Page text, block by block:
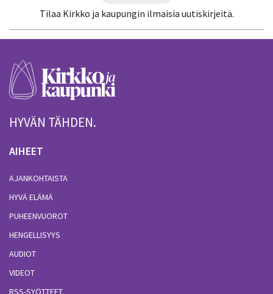
Tilaa Kirkko ja kaupungin ilmaisia uutiskirjeitä.
HYVÄN TÄHDEN.
AIHEET
AJANKOHTAISTA
HYVÄ ELÄMÄ
PUHEENVUOROT
HENGELLISYYS
AUDIOT
VIDEOT
RSS-SYÖTTEET